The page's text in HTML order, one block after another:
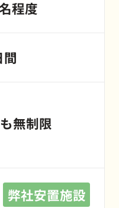
程度
間
無制限
弊社安置施設